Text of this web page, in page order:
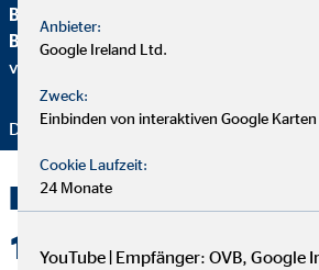
Beschäftigung und Employability (IBE
Brancheninitiative Nachhaltigkeit
verantwortungsvolle Beratung ein.
Danke für Ihr Vertrauen – wir bleiben dran!
1991: Unsere
Anbieter:
Google Ireland Ltd.
Zweck:
Einbinden von interaktiven Google Karten
Cookie Laufzeit:
24 Monate
YouTube | Empfänger: OVB, Google